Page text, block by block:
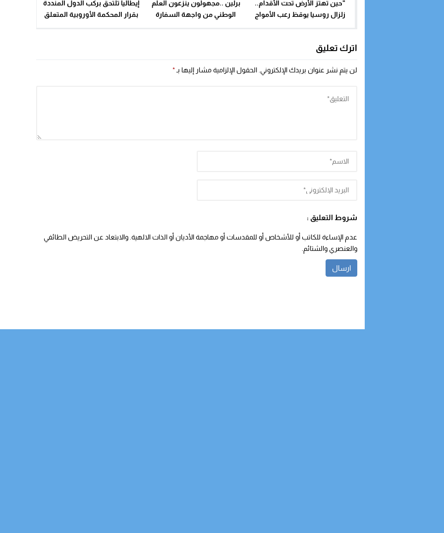
“حين تهتز الأرض تحت الأقدام..
زلزال روسيا يوقظ رعب الأمواج
برلين ..مجهولون ينزعون العلم
الوطني من واجهة السفارة
إيطاليا تلتحق بركب الدول المنددة
بقرار المحكمة الأوروبية المتعلق
اترك تعليق
لن يتم نشر عنوان بريدك الإلكتروني. الحقول الإلزامية مشار إليها بـ *
شروط التعليق :
عدم الإساءة للكاتب أو للأشخاص أو للمقدسات أو مهاجمة الأديان أو الذات الالهية. والابتعاد عن التحريض الطائفي
والعنصري والشتائم.